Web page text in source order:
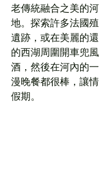
老傳統融合之美的
地。探索許多法國
遺跡，或在美麗的
的西湖周圍開車兜
酒，然後在河內的
漫晚餐都很棒，讓
假期。